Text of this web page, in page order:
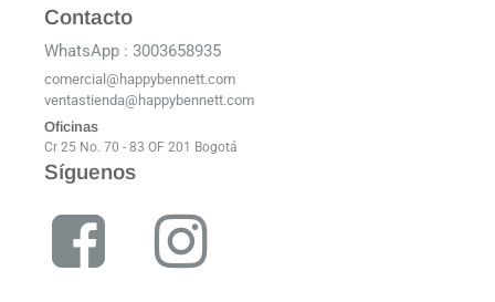
Contacto
WhatsApp : 3003658935
comercial@happybennett.com
ventastienda@happybennett.com
Oficinas
Cr 25 No. 70 - 83 OF 201 Bogotá
Síguenos